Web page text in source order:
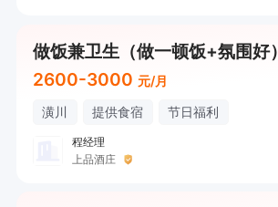
做饭兼卫生（做一顿饭+氛围好）
2600-3000 元/月
潢川 提供食宿 节日福利
程经理
上品酒庄